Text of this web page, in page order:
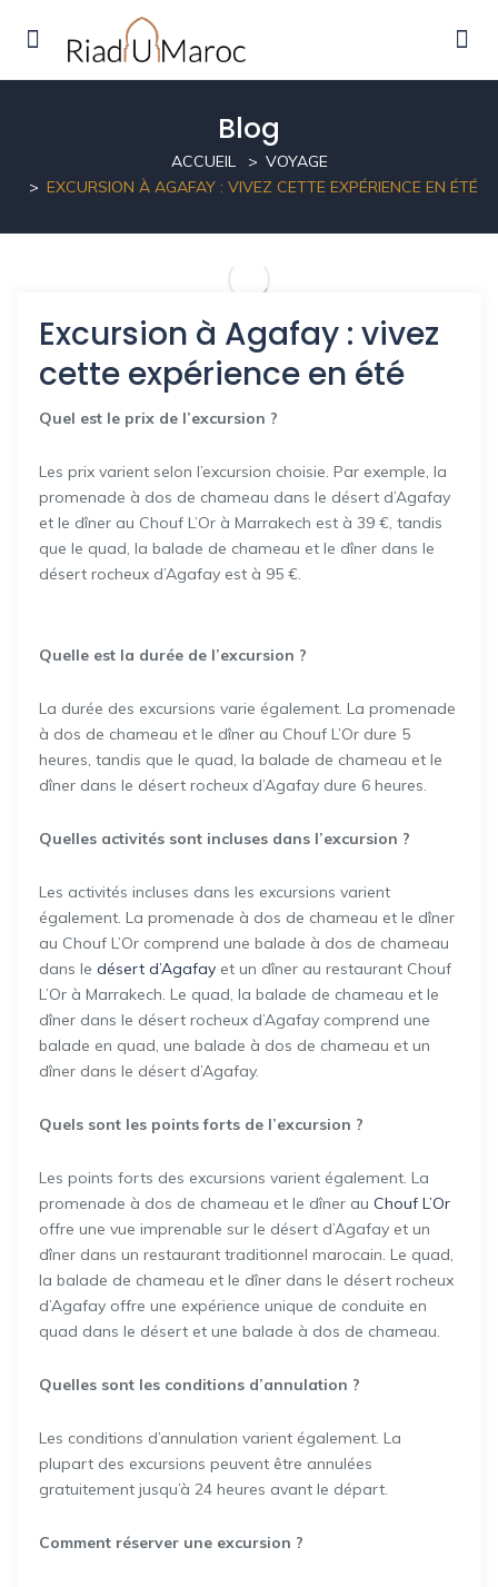
Blog
ACCUEIL
VOYAGE
EXCURSION À AGAFAY : VIVEZ CETTE EXPÉRIENCE EN ÉTÉ
Excursion à Agafay : vivez
cette expérience en été
Quel est le prix de l’excursion ?
Les prix varient selon l’excursion choisie. Par exemple, la
promenade à dos de chameau dans le désert d’Agafay
et le dîner au Chouf L’Or à Marrakech est à 39 €, tandis
que le quad, la balade de chameau et le dîner dans le
désert rocheux d’Agafay est à 95 €.
Quelle est la durée de l’excursion ?
La durée des excursions varie également. La promenade
à dos de chameau et le dîner au Chouf L’Or dure 5
heures, tandis que le quad, la balade de chameau et le
dîner dans le désert rocheux d’Agafay dure 6 heures.
Quelles activités sont incluses dans l’excursion ?
Les activités incluses dans les excursions varient
également. La promenade à dos de chameau et le dîner
au Chouf L’Or comprend une balade à dos de chameau
dans le désert d’Agafay et un dîner au restaurant Chouf
L’Or à Marrakech. Le quad, la balade de chameau et le
dîner dans le désert rocheux d’Agafay comprend une
balade en quad, une balade à dos de chameau et un
dîner dans le désert d’Agafay.
Quels sont les points forts de l’excursion ?
Les points forts des excursions varient également. La
promenade à dos de chameau et le dîner au Chouf L’Or
offre une vue imprenable sur le désert d’Agafay et un
dîner dans un restaurant traditionnel marocain. Le quad,
la balade de chameau et le dîner dans le désert rocheux
d’Agafay offre une expérience unique de conduite en
quad dans le désert et une balade à dos de chameau.
Quelles sont les conditions d’annulation ?
Les conditions d’annulation varient également. La
plupart des excursions peuvent être annulées
gratuitement jusqu’à 24 heures avant le départ.
Comment réserver une excursion ?